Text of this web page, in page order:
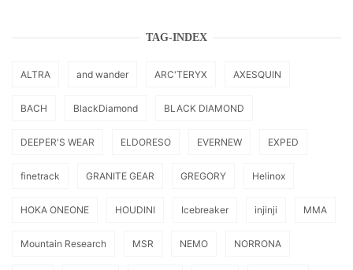
TAG-INDEX
ALTRA and wander ARC'TERYX AXESQUIN
BACH BlackDiamond BLACK DIAMOND
DEEPER'S WEAR ELDORESO EVERNEW EXPED
finetrack GRANITE GEAR GREGORY Helinox
HOKA ONEONE HOUDINI Icebreaker injinji MMA
Mountain Research MSR NEMO NORRONA